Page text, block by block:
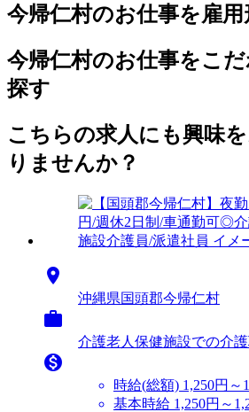
今帰仁村のお仕事を雇
今帰仁村のお仕事をこ
探す
こちらの求人にも興味
りませんか？

沖縄県国頭郡今帰仁村

介護老人保健施設での介

時給(総額) 1,250円～
基本時給 1,250円～